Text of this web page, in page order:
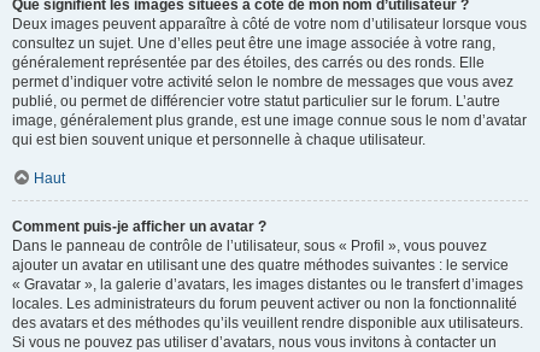
Que signifient les images situées à côté de mon nom d’utilisateur ?
Deux images peuvent apparaître à côté de votre nom d’utilisateur lorsque vous
consultez un sujet. Une d’elles peut être une image associée à votre rang,
généralement représentée par des étoiles, des carrés ou des ronds. Elle
permet d’indiquer votre activité selon le nombre de messages que vous avez
publié, ou permet de différencier votre statut particulier sur le forum. L’autre
image, généralement plus grande, est une image connue sous le nom d’avatar
qui est bien souvent unique et personnelle à chaque utilisateur.
Haut
Comment puis-je afficher un avatar ?
Dans le panneau de contrôle de l’utilisateur, sous « Profil », vous pouvez
ajouter un avatar en utilisant une des quatre méthodes suivantes : le service
« Gravatar », la galerie d’avatars, les images distantes ou le transfert d’images
locales. Les administrateurs du forum peuvent activer ou non la fonctionnalité
des avatars et des méthodes qu’ils veuillent rendre disponible aux utilisateurs.
Si vous ne pouvez pas utiliser d’avatars, nous vous invitons à contacter un